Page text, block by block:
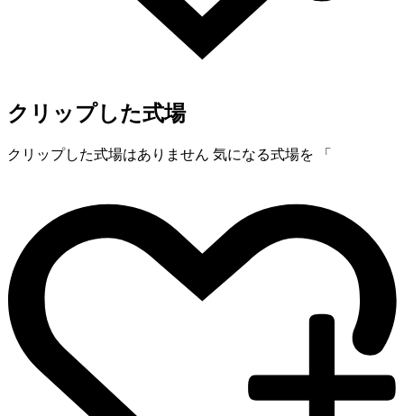
クリップした式場
クリップした式場はありません 気になる式場を 「